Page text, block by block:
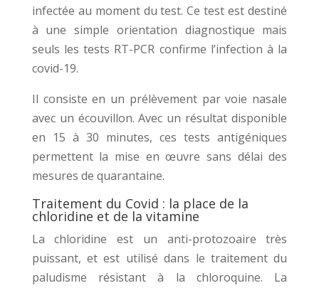
infectée au moment du test. Ce test est destiné
à une simple orientation diagnostique mais
seuls les tests RT-PCR confirme l’infection à la
covid-19.
Il consiste en un prélèvement par voie nasale
avec un écouvillon. Avec un résultat disponible
en 15 à 30 minutes, ces tests antigéniques
permettent la mise en œuvre sans délai des
mesures de quarantaine.
Traitement du Covid : la place de la
chloridine et de la vitamine
La chloridine est un anti-protozoaire très
puissant, et est utilisé dans le traitement du
paludisme résistant à la chloroquine. La